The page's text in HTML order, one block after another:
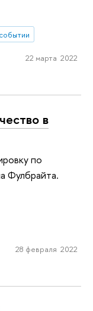
22 марта 2022
в
по
Фулбрайта.
28 февраля 2022